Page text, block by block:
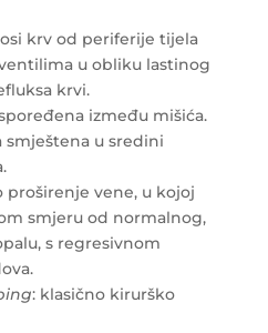
krv od periferije tijela
u obliku lastinog
krvi.
između mišića.
smještena u sredini
proširenje vene, u kojoj
smjeru od normalnog,
s regresivnom
: klasično kirurško